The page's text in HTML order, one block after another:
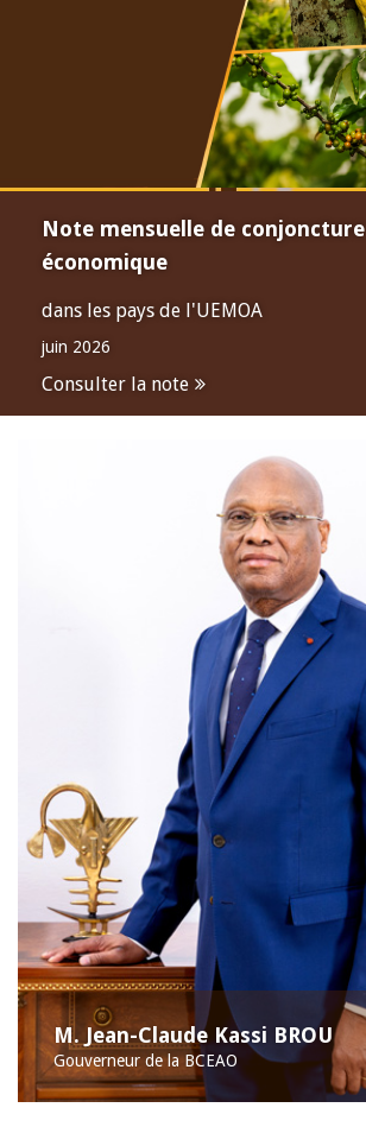
Note mensuelle de conjoncture
économique
dans les pays de l'UEMOA
juin 2026
Consulter la note
M. Jean-Claude Kassi BROU
Gouverneur de la BCEAO